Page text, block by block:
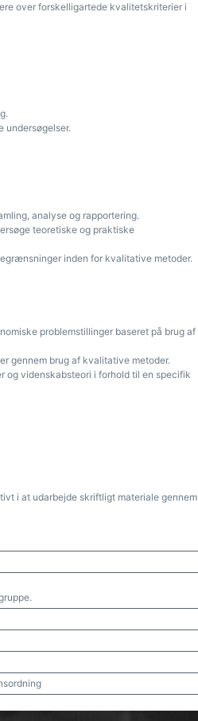
over forskelligartede kvalitetskriterier i
undersøgelser.
analyse og rapportering.
teoretiske og praktiske
inden for kvalitative metoder.
problemstillinger baseret på brug af
gennem brug af kvalitative metoder.
og videnskabsteori i forhold til en specifik
i at udarbejde skriftligt materiale gennem